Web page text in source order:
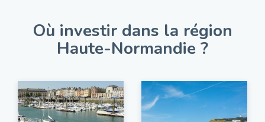
Où investir dans la région
Haute-Normandie ?